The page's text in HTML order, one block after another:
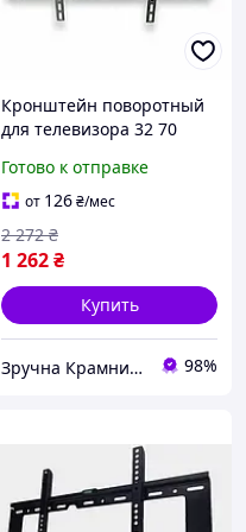
Кронштейн поворотный
для телевизора 32 70
нагрузка 50 кг настенное
крепление черный RK-
2447
Готово к отправке
от 126₴/мес
1 262₴
2 272 ₴
Купить
Зручна Крамниця 98%